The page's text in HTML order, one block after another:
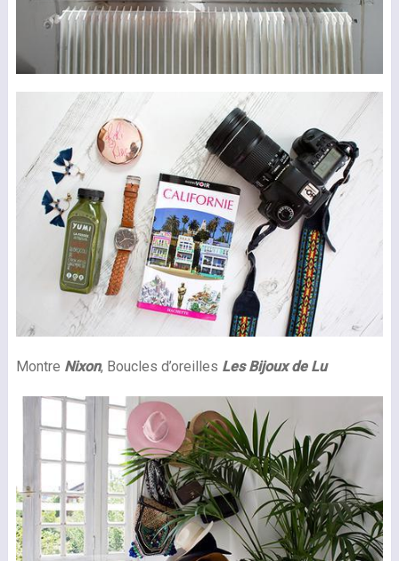
Montre Nixon, Boucles d’oreilles Les Bijoux de Lu